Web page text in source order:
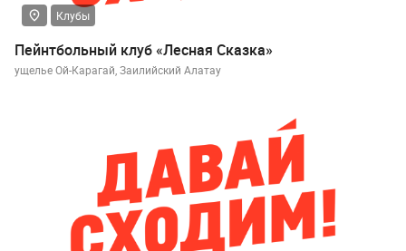
Клубы
Пейнтбольный клуб «Лесная Сказка»
ущелье Ой-Карагай, Заилийский Алатау